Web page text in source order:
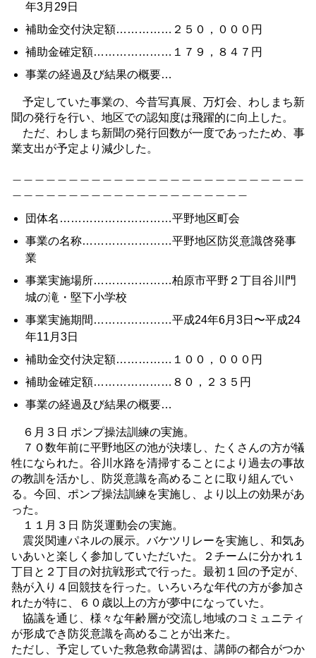
年3月29日
補助金交付決定額……………２５０，０００円
補助金確定額…………………１７９，８４７円
事業の経過及び結果の概要…
予定していた事業の、今昔写真展、万灯会、わしまち新
聞の発行を行い、地区での認知度は飛躍的に向上した。
ただ、わしまち新聞の発行回数が一度であったため、事
業支出が予定より減少した。
団体名…………………………平野地区町会
事業の名称……………………平野地区防災意識啓発事
業
事業実施場所…………………柏原市平野２丁目谷川門
城の滝・堅下小学校
事業実施期間…………………平成24年6月3日〜平成24
年11月3日
補助金交付決定額……………１００，０００円
補助金確定額…………………８０，２３５円
事業の経過及び結果の概要…
６月３日 ポンプ操法訓練の実施。
７０数年前に平野地区の池が決壊し、たくさんの方が犠
牲になられた。谷川水路を清掃することにより過去の事故
の教訓を活かし、防災意識を高めることに取り組んでい
る。今回、ポンプ操法訓練を実施し、より以上の効果があ
った。
１１月３日 防災運動会の実施。
震災関連パネルの展示。バケツリレーを実施し、和気あ
いあいと楽しく参加していただいた。２チームに分かれ１
丁目と２丁目の対抗戦形式で行った。最初１回の予定が、
熱が入り４回競技を行った。いろいろな年代の方が参加さ
れたが特に、６０歳以上の方が夢中になっていた。
協議を通じ、様々な年齢層が交流し地域のコミュニティ
が形成でき防災意識を高めることが出来た。
ただし、予定していた救急救命講習は、講師の都合がつか